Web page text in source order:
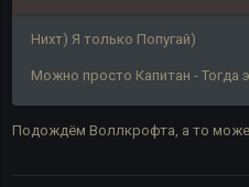
Нихт) Я только Попугай)
Можно просто Капитан - Тогда
Подождём Воллкрофта, а то